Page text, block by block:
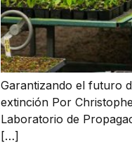
Garantizando el futuro
extinción Por
Laboratorio de
[…]